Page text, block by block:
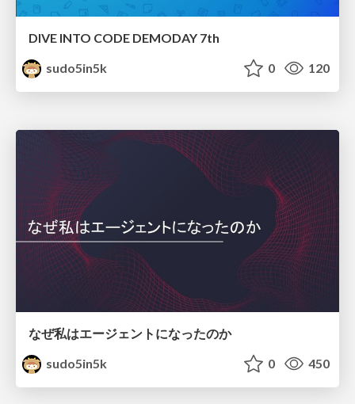
DIVE INTO CODE DEMODAY 7th
sudo5in5k
0 120
なぜ私はエージェントになったのか
sudo5in5k
0 450